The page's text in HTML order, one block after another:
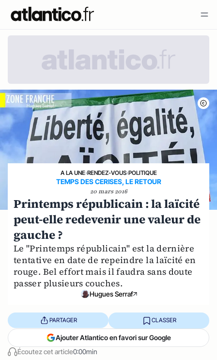
A LA UNE›RENDEZ-VOUS›POLITIQUE
TEMPS DES CERISES, LE RETOUR
20 mars 2016
Printemps républicain : la laïcité
peut-elle redevenir une valeur de
gauche ?
Le "Printemps républicain" est la dernière
tentative en date de repeindre la laïcité en
rouge. Bel effort mais il faudra sans doute
passer plusieurs couches.
Hugues Serraf
Écoutez cet article0:00min
PARTAGER CLASSER
Ajouter Atlantico en favori sur Google